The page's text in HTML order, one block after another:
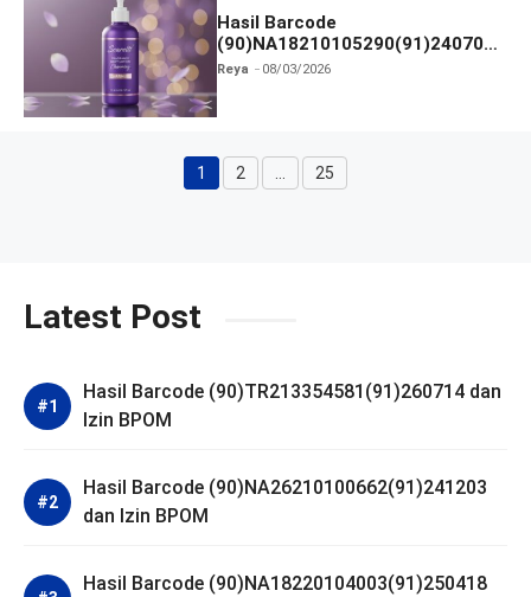
Hasil Barcode
(90)NA18210105290(91)240703
dan Izin BPOM
Reya 08/03/2026
Halaman
1 Halaman
2 … Halaman
25
Latest Post
Hasil Barcode (90)TR213354581(91)260714 dan
Izin BPOM
Hasil Barcode (90)NA26210100662(91)241203
dan Izin BPOM
Hasil Barcode (90)NA18220104003(91)250418